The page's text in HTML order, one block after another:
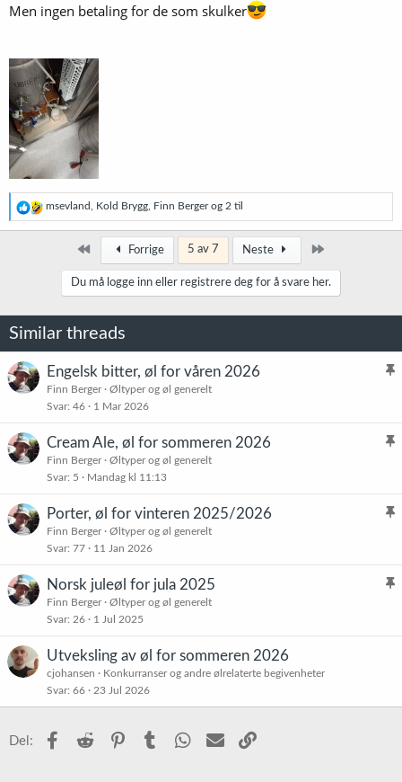
Men ingen betaling for de som skulker
R
e
a
r
msevland Kold Brygg Finn Bergerog 2 til
Først Forrige 5 av 7 Neste
Du må logge inn eller registrere deg for å svare her.
Similar threads
K
t
Engelsk bitter, øl for våren 2026
Finn Berger
Øltyper og øl generelt
Svar 46 1 Mar 2026
K
t
Cream Ale, øl for sommeren 2026
Finn Berger
Øltyper og øl generelt
Svar 5 Mandag kl 11:13
K
t
Porter, øl for vinteren 2025/2026
Finn Berger
Øltyper og øl generelt
Svar 77 11 Jan 2026
K
Norsk juleøl for jula 2025
Finn Berger
Øltyper og øl generelt
Svar 26 1 Jul 2025
Utveksling av øl for sommeren 2026
cjohansen
Konkurranser og andre ølrelaterte begivenheter
Svar 66 23 Jul 2026
Del: Facebook
Reddit PinterestTumblr WhatsApp
E-post